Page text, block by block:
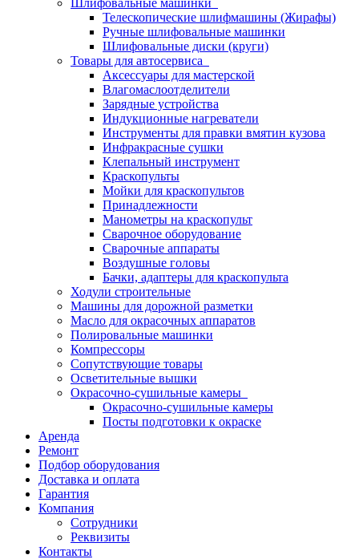
Шлифовальные машинки
Телескопические шлифмашины (Жирафы)
Ручные шлифовальные машинки
Шлифовальные диски (круги)
Товары для автосервиса
Аксессуары для мастерской
Влагомаслоотделители
Зарядные устройства
Индукционные нагреватели
Инструменты для правки вмятин кузова
Инфракрасные сушки
Клепальный инструмент
Краскопульты
Мойки для краскопультов
Принадлежности
Манометры на краскопульт
Сварочное оборудование
Сварочные аппараты
Воздушные головы
Бачки, адаптеры для краскопульта
Ходули строительные
Машины для дорожной разметки
Масло для окрасочных аппаратов
Полировальные машинки
Компрессоры
Сопутствующие товары
Осветительные вышки
Окрасочно-сушильные камеры
Окрасочно-сушильные камеры
Посты подготовки к окраске
Аренда
Ремонт
Подбор оборудования
Доставка и оплата
Гарантия
Компания
Сотрудники
Реквизиты
Контакты